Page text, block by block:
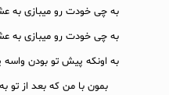
به چی خودت رو میبازی به
به چی خودت رو میبازی به
به اونکه پیش تو بودن
بمون با من که بعد از تو